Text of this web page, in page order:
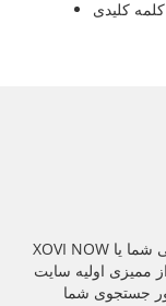
XOVI NOW برای ارائه ارزش فوری برای وب سایت شخصی شما یا
اولیه سایت